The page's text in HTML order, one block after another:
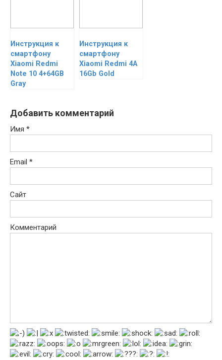
Инструкция к
смартфону
Xiaomi Redmi
Note 10 4+64GB
Gray
Инструкция к
смартфону
Xiaomi Redmi 4A
16Gb Gold
Добавить комментарий
Имя *
Email *
Сайт
Комментарий